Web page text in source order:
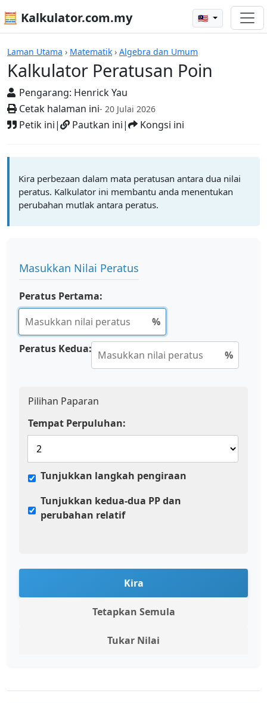
🧮 Kalkulator.com.my 🇲🇾
Laman Utama › Matematik › Algebra dan Umum
Kalkulator Peratusan Poin
Pengarang: Henrick Yau
Cetak halaman ini- 20 Julai 2026
Petik ini| Pautkan ini| Kongsi ini
Kalkulator
Kira perbezaan dalam mata peratusan antara dua nilai
peratus. Kalkulator ini membantu anda menentukan
perubahan mutlak antara peratus.
Masukkan Nilai Peratus
Peratus Pertama:
%
Peratus Kedua: %
Pilihan Paparan
Tempat Perpuluhan:
Tunjukkan langkah pengiraan
Tunjukkan kedua-dua PP dan
perubahan relatif
Kira
Tetapkan Semula
Tukar Nilai